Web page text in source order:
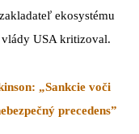
ekosystému
USA kritizoval.
„Sankcie voči
precedens”